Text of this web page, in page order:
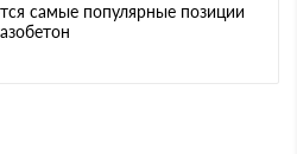
самые популярные позиции